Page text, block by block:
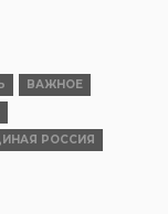
ВАЖНОЕ
РОССИЯ